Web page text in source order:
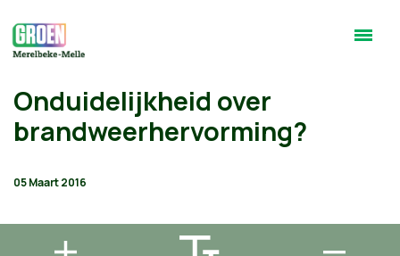
Onduidelijkheid over
brandweerhervorming?
05 Maart 2016